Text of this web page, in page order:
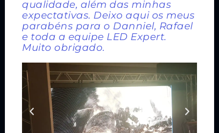
qualidade, além das minhas
expectativas. Deixo aqui os meus
parabéns para o Danniel, Rafael
e toda a equipe LED Expert.
Muito obrigado.